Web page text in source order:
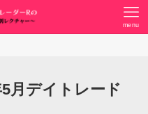
menu
月デイトレード